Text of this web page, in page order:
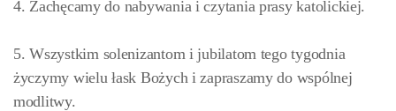
4. Zachęcamy do nabywania i czytania prasy katolickiej.
5.Wszystkim solenizantom i jubilatom tego tygodnia
życzymy wielu łask Bożych i zapraszamy do wspólnej
modlitwy.